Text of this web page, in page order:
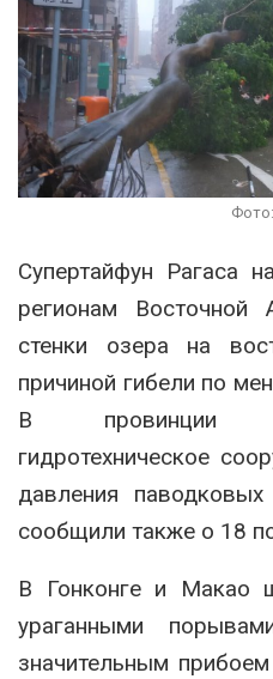
Супертайфун Рагаса
регионам
стенки озера на
причиной гибели по
В провинции
гидротехническое
давления
сообщили также о 18
В Гонконге и Макао
ураганными
значительным